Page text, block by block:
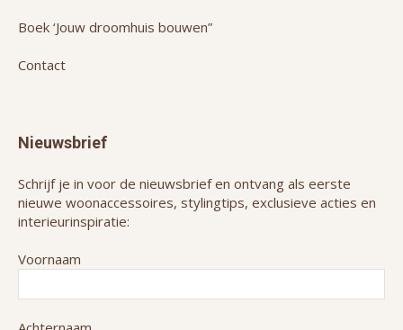
Boek ‘Jouw droomhuis bouwen”
Contact
Nieuwsbrief
Schrijf je in voor de nieuwsbrief en ontvang als eerste
nieuwe woonaccessoires, stylingtips, exclusieve acties en
interieurinspiratie:
Voornaam